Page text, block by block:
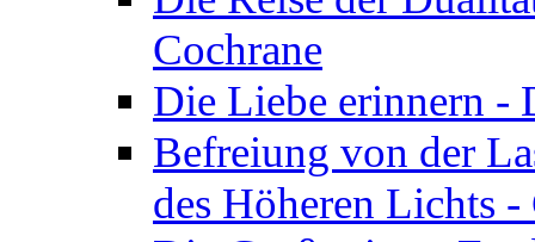
Cochrane
Die Liebe erinnern -
Befreiung von der
des Höheren Lichts